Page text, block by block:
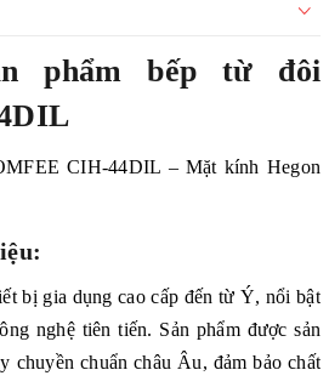
phẩm bếp từ đôi
CIH-44DIL – Mặt kính Hegon
bị gia dụng cao cấp đến từ Ý, nổi bật
nghệ tiên tiến. Sản phẩm được sản
chuyền chuẩn châu Âu, đảm bảo chất